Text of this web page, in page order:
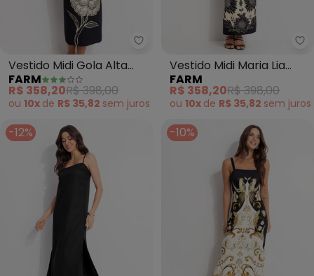
Farm - Vestido Midi Gola Alta
Vestido Midi Gola Alta
Jardim de Cordel (Preto)
FARM
R$ 358,20R$ 398,00
ou 10x de R$ 35,82 sem juros
Vestido Midi Maria Lia
(Preto)
FARM
R$ 358,20R$ 398,00
ou 10x de R$ 35,82 sem juros
-12% -10%